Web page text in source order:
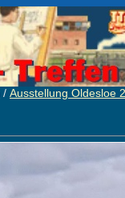
/ Ausstellung Oldesloe